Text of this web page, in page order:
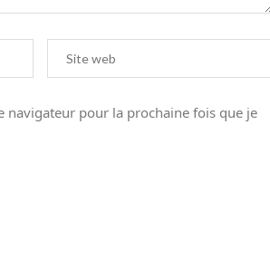
navigateur pour la prochaine fois que je